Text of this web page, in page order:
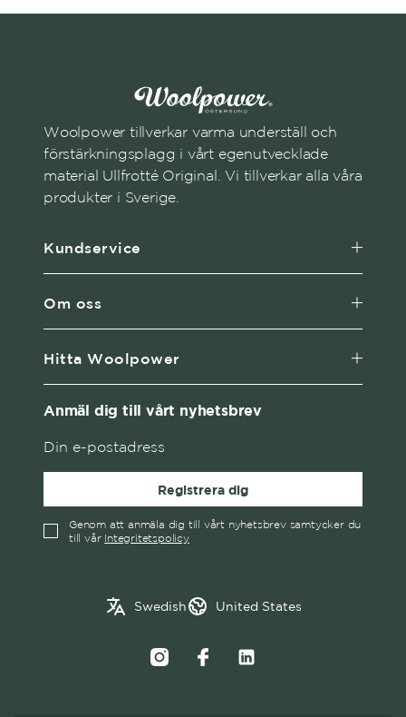
Woolpower tillverkar varma underställ och
förstärkningsplagg i vårt egenutvecklade
material Ullfrotté Original. Vi tillverkar alla våra
produkter i Sverige.
Kundservice
Om oss
Hitta Woolpower
Anmäl dig till vårt nyhetsbrev
Registrera dig
Genom att anmäla dig till vårt nyhetsbrev samtycker du
till vår Integritetspolicy
Swedish
✓
Swedish
United States
Belgium
Croatia